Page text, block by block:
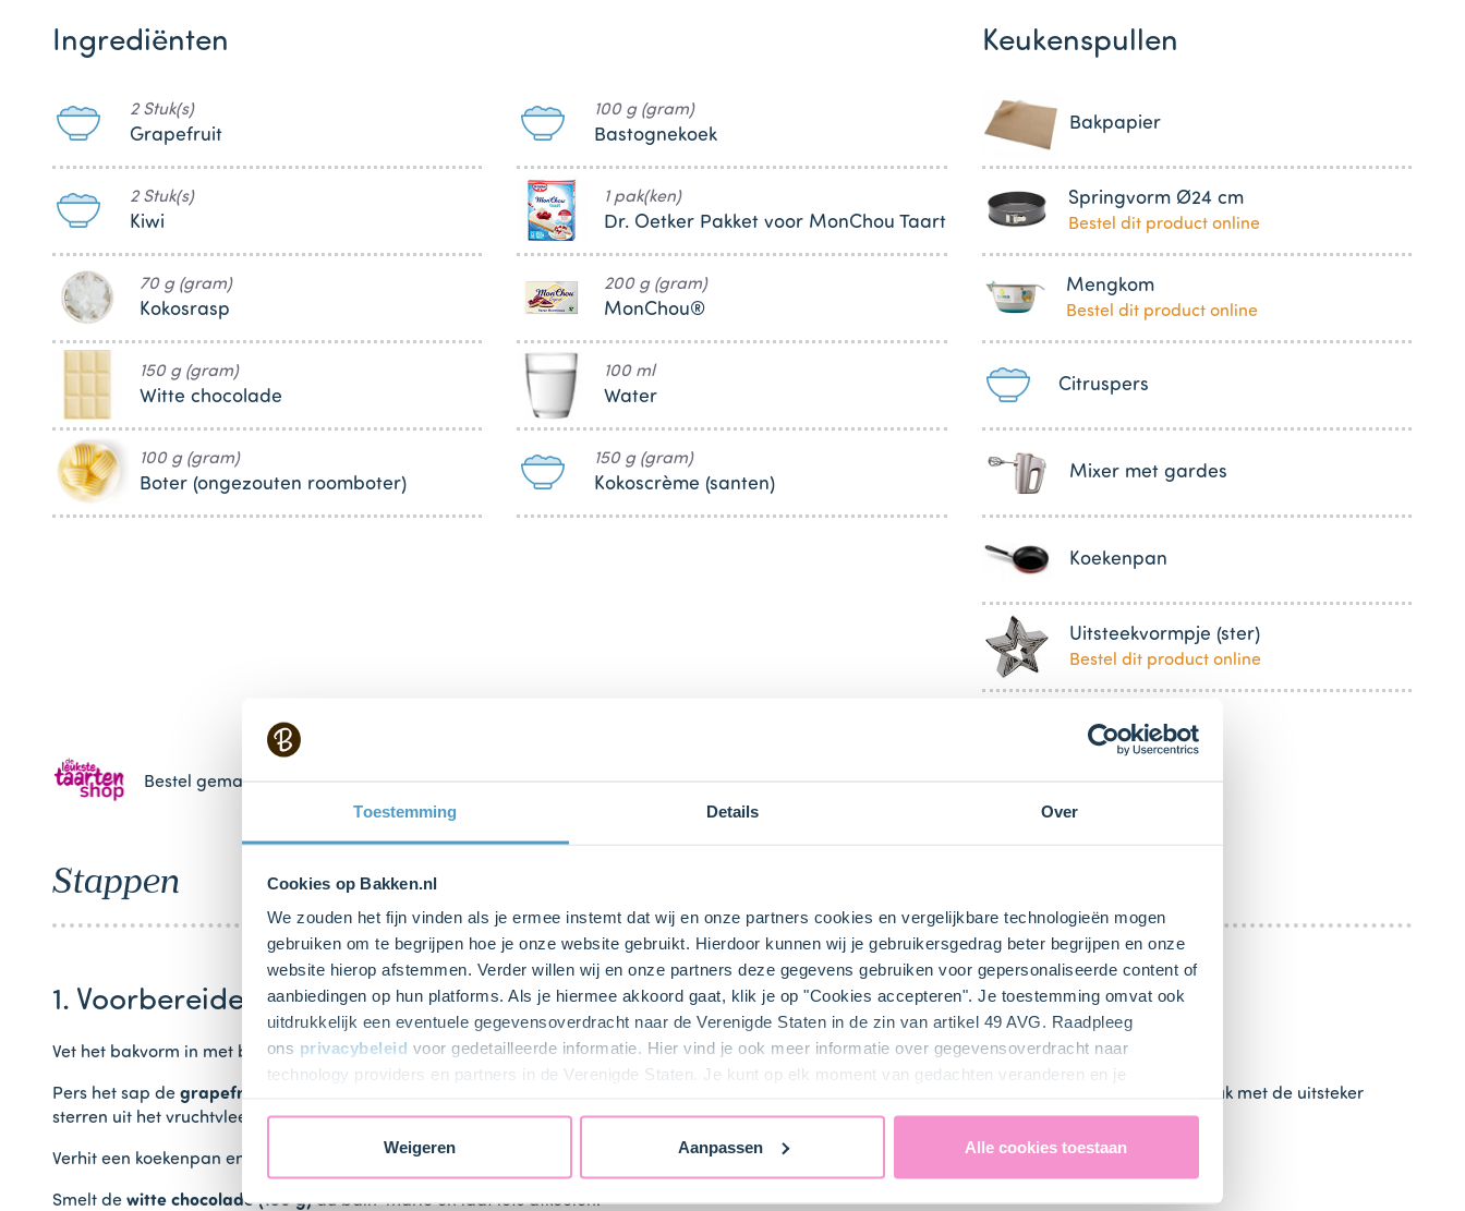
Toestemming Details Over
Cookies op Bakken.nl
We zouden het fijn vinden als je ermee instemt dat wij en onze partners cookies en vergelijkbare technologieën mogen
gebruiken om te begrijpen hoe je onze website gebruikt. Hierdoor kunnen wij je gebruikersgedrag beter begrijpen en onze
website hierop afstemmen. Verder willen wij en onze partners deze gegevens gebruiken voor gepersonaliseerde content of
aanbiedingen op hun platforms. Als je hiermee akkoord gaat, klik je op "Cookies accepteren". Je toestemming omvat ook
uitdrukkelijk een eventuele gegevensoverdracht naar de Verenigde Staten in de zin van artikel 49 AVG. Raadpleeg
ons privacybeleid voor gedetailleerde informatie. Hier vind je ook meer informatie over gegevensoverdracht naar
technology providers en partners in de Verenigde Staten. Je kunt op elk moment van gedachten veranderen en je
Weigeren Aanpassen Alle cookies toestaan
Ingrediënten
2 Stuk(s)
Grapefruit
2 Stuk(s)
Kiwi
70 g (gram)
Kokosrasp
150 g (gram)
Witte chocolade
100 g (gram)
Boter (ongezouten roomboter)
100 g (gram)
Bastognekoek
1 pak(ken)
Dr. Oetker Pakket voor MonChou Taart
200 g (gram)
MonChou®
100 ml
Water
150 g (gram)
Kokoscrème (santen)
Keukenspullen
Bakpapier
Springvorm Ø24 cm
Bestel dit product online
Mengkom
Bestel dit product online
Citruspers
Mixer met gardes
Koekenpan
Uitsteekvormpje (ster)
Bestel dit product online
Bestel gemakkelijk en snel je bakproducten bij ons zusje
Stappen
1. Voorbereiden
Vet het bakvorm in met boter of bakspray en bekleed de bodem met het bakpapier.
Pers het sap de grapefruit (1 stuks)
en druk met de uitsteker
sterren uit het vruchtvlees. Zet het fruit in de koelkast tot gebruik.
Verhit een koekenpan en rooster de kokosrasp (70 g)
Smelt de witte chocolade (150 g)au bain-marie en laat iets afkoelen.